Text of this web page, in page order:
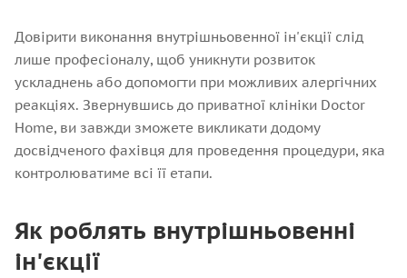
Довірити виконання внутрішньовенної ін'єкції слід
лише професіоналу, щоб уникнути розвиток
ускладнень або допомогти при можливих алергічних
реакціях. Звернувшись до приватної клініки Doctor
Home, ви завжди зможете викликати додому
досвідченого фахівця для проведення процедури, яка
контролюватиме всі її етапи.
Як роблять внутрішньовенні
ін'єкції